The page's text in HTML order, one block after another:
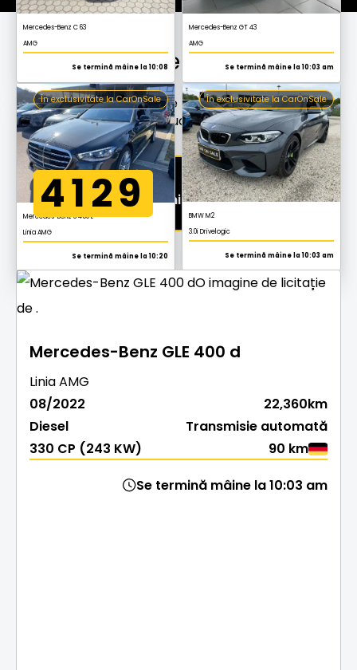
Mercedes-Benz C 63
AMG
Se termină mâine la 10:08
Mercedes-Benz S 450 L
Linia AMG
Se termină mâine la 10:20
În exclusivitate la CarOnSale
Mercedes-Benz GT 43
AMG
Se termină mâine la 10:03 am
BMW M2
3.0i Drivelogic
Se termină mâine la 10:03 am
În exclusivitate la CarOnSale
Vehicule actuale
Vehicule exclusive de la dealeri autorizați și
producători
4129 Vehicule în cadrul licitației
Mercedes-Benz GLE 400 d
Linia AMG
08/2022
22,360km
Diesel
Transmisie automată
330 CP (243 KW)
90 km
Se termină mâine la 10:03 am